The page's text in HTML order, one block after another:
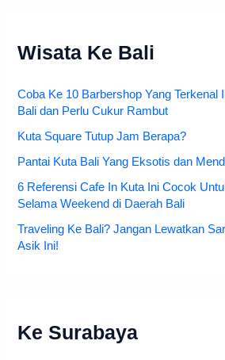
Wisata Ke Bali
Coba Ke 10 Barbershop Yang Terkenal
Bali dan Perlu Cukur Rambut
Kuta Square Tutup Jam Berapa?
Pantai Kuta Bali Yang Eksotis dan
6 Referensi Cafe In Kuta Ini Cocok
Selama Weekend di Daerah Bali
Traveling Ke Bali? Jangan Lewatkan
Asik Ini!
Ke Surabaya